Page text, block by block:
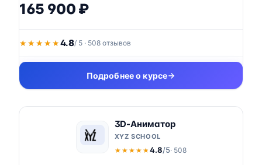
165 900 ₽
★★★★★
★★★★★4.8/ 5 · 508 отзывов
Подробнее о курсе
3D-Аниматор
XYZ SCHOOL
★★★★★
★★★★★ 4.8/5· 508